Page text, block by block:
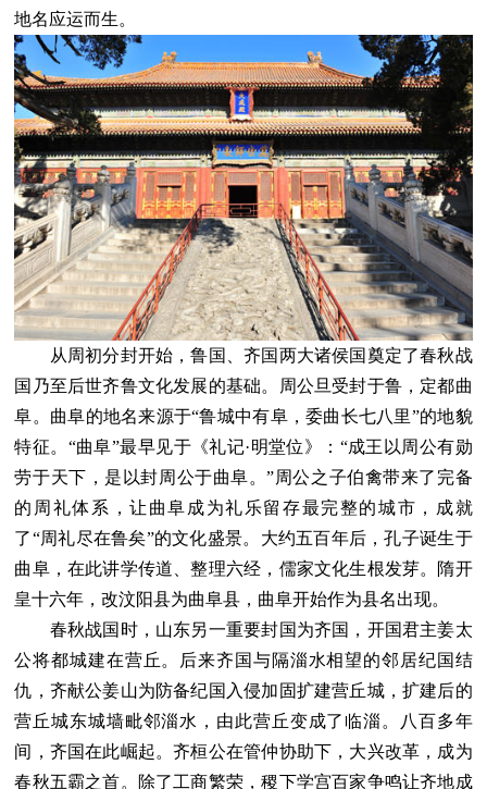
地名应运而生。
从周初分封开始，鲁国、齐国两大诸侯国奠定了春秋战
国乃至后世齐鲁文化发展的基础。周公旦受封于鲁，定都曲
阜。曲阜的地名来源于“鲁城中有阜，委曲长七八里”的地貌
特征。“曲阜”最早见于《礼记·明堂位》：“成王以周公有勋
劳于天下，是以封周公于曲阜。”周公之子伯禽带来了完备
的周礼体系，让曲阜成为礼乐留存最完整的城市，成就
了“周礼尽在鲁矣”的文化盛景。大约五百年后，孔子诞生于
曲阜，在此讲学传道、整理六经，儒家文化生根发芽。隋开
皇十六年，改汶阳县为曲阜县，曲阜开始作为县名出现。
春秋战国时，山东另一重要封国为齐国，开国君主姜太
公将都城建在营丘。后来齐国与隔淄水相望的邻居纪国结
仇，齐献公姜山为防备纪国入侵加固扩建营丘城，扩建后的
营丘城东城墙毗邻淄水，由此营丘变成了临淄。八百多年
间，齐国在此崛起。齐桓公在管仲协助下，大兴改革，成为
春秋五霸之首。除了工商繁荣，稷下学宫百家争鸣让齐地成